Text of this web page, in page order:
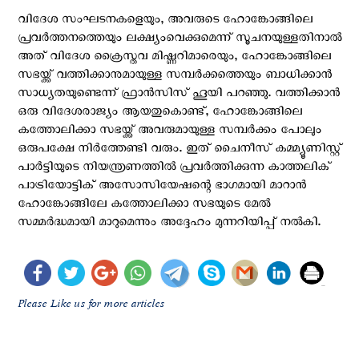
വിദേശ സംഘടനകളെയും, അവരുടെ ഹോങ്കോങ്ങിലെ
പ്രവർത്തനത്തെയും ലക്ഷ്യംവെക്കുമെന്ന് സൂചനയുള്ളതിനാല്‍
അത് വിദേശ ക്രൈസ്തവ മിഷ്ണറിമാരെയും, ഹോങ്കോങ്ങിലെ
സഭയ്ക്ക് വത്തിക്കാനുമായുള്ള സമ്പർക്കത്തെയും ബാധിക്കാൻ
സാധ്യതയുണ്ടെന്ന് ഫ്രാൻസിസ് ഹൂയി പറഞ്ഞു. വത്തിക്കാൻ
ഒരു വിദേശരാജ്യം ആയതുകൊണ്ട്, ഹോങ്കോങ്ങിലെ
കത്തോലിക്കാ സഭയ്ക്ക് അവരുമായുള്ള സമ്പർക്കം പോലും
ഒരുപക്ഷേ നിര്‍ത്തേണ്ടി വരും. ഇത് ചൈനീസ് കമ്മ്യൂണിസ്റ്റ്
പാർട്ടിയുടെ നിയന്ത്രണത്തിൽ പ്രവർത്തിക്കുന്ന കാത്തലിക്
പാട്രിയോട്ടിക് അസോസിയേഷന്റെ ഭാഗമായി മാറാൻ
ഹോങ്കോങ്ങിലേ കത്തോലിക്കാ സഭയുടെ മേൽ
സമ്മർദ്ധമായി മാറുമെന്നും അദ്ദേഹം മുന്നറിയിപ്പ് നൽകി.
Please Like us for more articles